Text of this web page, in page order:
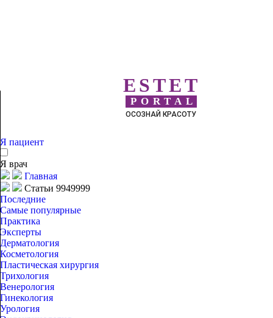
ESTET
PORTAL
ОСОЗНАЙ КРАСОТУ
Я пациент
Я врач
Главная
Статьи 9949999
Последние
Самые популярные
Практика
Эксперты
Дерматология
Косметология
Пластическая хирургия
Трихология
Венерология
Гинекология
Урология